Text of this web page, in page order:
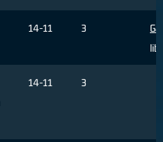
14-11 3
14-11 3